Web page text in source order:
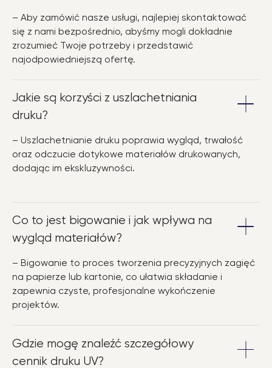
– Aby zamówić nasze usługi, najlepiej skontaktować
się z nami bezpośrednio, abyśmy mogli dokładnie
zrozumieć Twoje potrzeby i przedstawić
najodpowiedniejszą ofertę.
Jakie są korzyści z uszlachetniania
druku?
– Uszlachetnianie druku poprawia wygląd, trwałość
oraz odczucie dotykowe materiałów drukowanych,
dodając im ekskluzywności.
Co to jest bigowanie i jak wpływa na
wygląd materiałów?
– Bigowanie to proces tworzenia precyzyjnych zagięć
na papierze lub kartonie, co ułatwia składanie i
zapewnia czyste, profesjonalne wykończenie
projektów.
Gdzie mogę znaleźć szczegółowy
cennik druku UV?